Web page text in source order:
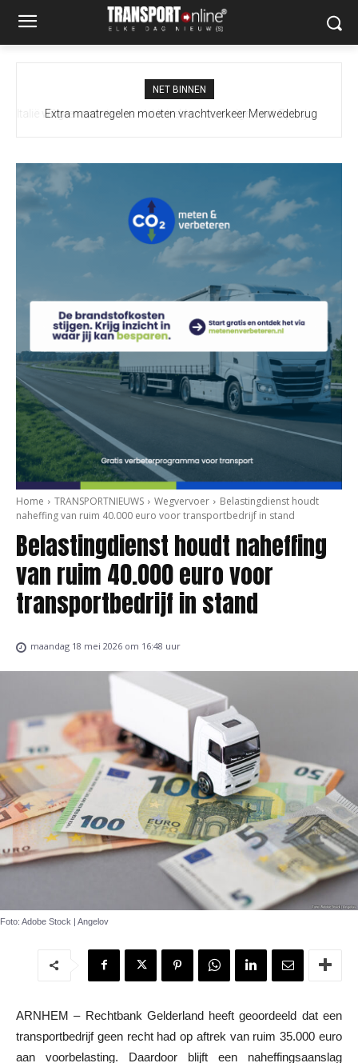
NET BINNEN
Extra maatregelen moeten vrachtverkeer Merwedebrug
Home TRANSPORTNIEUWS Wegvervoer
Belastingdienst houdt
naheffing van ruim 40.000 euro voor transportbedrijf in stand
Belastingdienst houdt naheffing
van ruim 40.000 euro voor
transportbedrijf in stand
maandag 18 mei 2026 om 16:48 uur
Foto: Adobe Stock | Angelov
ARNHEM – Rechtbank Gelderland heeft geoordeeld dat een
transportbedrijf geen recht had op aftrek van ruim 35.000 euro
aan voorbelasting. Daardoor blijft een naheffingsaanslag